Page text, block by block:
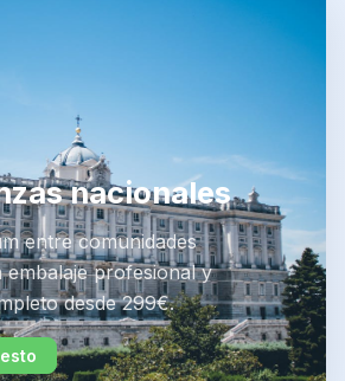
nacionales
entre comunidades
profesional y
desde 299€.